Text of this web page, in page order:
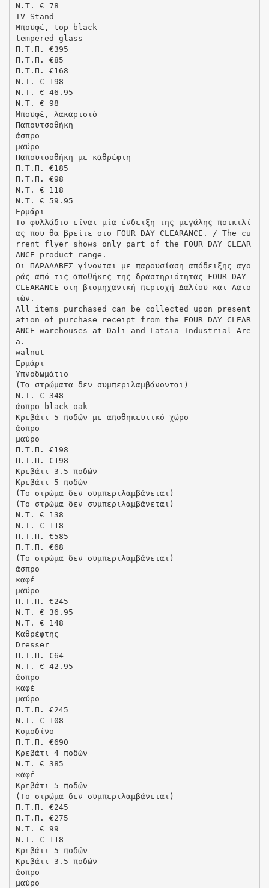
N.T. € 78
TV Stand
Μπουφέ, top black
tempered glass
Π.Τ.Π. €395
Π.Τ.Π. €85
Π.Τ.Π. €168
N.T. € 198
N.T. € 46.95
N.T. € 98
Μπουφέ, λακαριστό
Παπουτσοθήκη
άσπρο
μαύρο
Παπουτσοθήκη με καθρέφτη
Π.Τ.Π. €185
Π.Τ.Π. €98
N.T. € 118
N.T. € 59.95
Eρμάρι
Το φυλλάδιο είναι μία ένδειξη της μεγάλης ποικιλί
ας που θα βρείτε στο FOUR DAY CLEARANCE. / The cu
rrent flyer shows only part of the FOUR DAY CLEAR
ANCE product range.
Οι ΠΑΡΑΛΑΒΕΣ γίνονται με παρουσίαση απόδειξης αγο
ράς από τις αποθήκες της δραστηριότητας FOUR DAY
CLEARANCE στη βιομηχανική περιοχή Δαλίου και Λατσ
ιών.
All items purchased can be collected upon present
ation of purchase receipt from the FOUR DAY CLEAR
ANCE warehouses at Dali and Latsia Industrial Are
a.
walnut
Eρμάρι
Υπνοδωμάτιo
(Τα στρώματα δεν συμπεριλαμβάνονται)
N.T. € 348
άσπρο black-oak
Κρεβάτι 5 ποδών με αποθηκευτικό χώρο
άσπρο
μαύρο
Π.Τ.Π. €198
Π.Τ.Π. €198
Kρεβάτι 3.5 ποδών
Kρεβάτι 5 ποδών
(Το στρώμα δεν συμπεριλαμβάνεται)
(Το στρώμα δεν συμπεριλαμβάνεται)
N.T. € 138
N.T. € 118
Π.Τ.Π. €585
Π.Τ.Π. €68
(Το στρώμα δεν συμπεριλαμβάνεται)
άσπρο
καφέ
μαύρο
Π.Τ.Π. €245
N.T. € 36.95
N.T. € 148
Καθρέφτης
Dresser
Π.Τ.Π. €64
N.T. € 42.95
άσπρο
καφέ
μαύρο
Π.Τ.Π. €245
N.T. € 108
Κομοδίνo
Π.Τ.Π. €690
Kρεβάτι 4 ποδών
N.T. € 385
καφέ
Κρεβάτι 5 ποδών
(Το στρώμα δεν συμπεριλαμβάνεται)
Π.Τ.Π. €245
Π.Τ.Π. €275
N.T. € 99
N.T. € 118
Kρεβάτι 5 ποδών
Kρεβάτι 3.5 ποδών
άσπρο
μαύρο